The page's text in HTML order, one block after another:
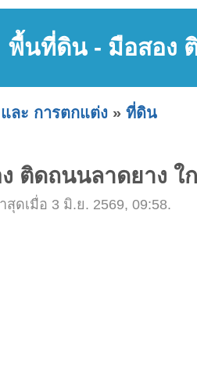
พื้นที่ดิน - มือสอง
ละ การตกแต่ง » ที่ดิน
ติดถนนลาดยาง ใ
สุดเมื่อ 3 มิ.ย. 2569, 09:58.